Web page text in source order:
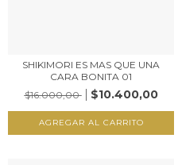
SHIKIMORI ES MAS QUE UNA
CARA BONITA 01
$16.000,00
$10.400,00